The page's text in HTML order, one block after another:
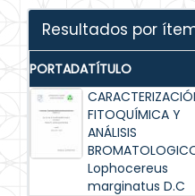
Resultados por
PORTADATÍTULO
FITOQUÍMICA Y
ANÁLISIS
Lophocereus
marginatus D.C